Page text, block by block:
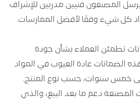
المصنعون فنيين مدربين للإشراف
كل شيء وفقًا لأفضل الممارسات.
تطمئن العملاء بشأن جودة
عادة العيوب في المواد
خمس سنوات، حسب نوع المنتج.
دعم ما بعد البيع، والذي